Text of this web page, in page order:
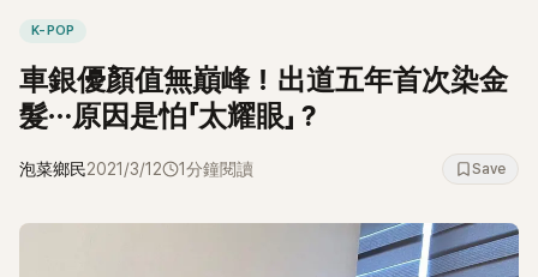
K-POP
車銀優顏值無巔峰！出道五年首次染金
髮⋯原因是怕「太耀眼」？
泡菜鄉民2021/3/12 1分鐘閱讀 Save